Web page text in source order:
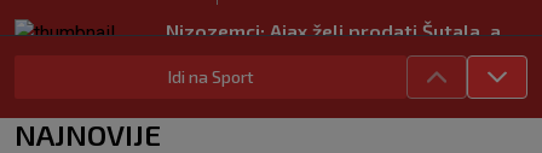
Nizozemci: Ajax želi prodati Šutala, a
SK
|
7. kol.
Bennacer raskinuo s Milanom i sada je
Idi na Sport
NAJNOVIJE